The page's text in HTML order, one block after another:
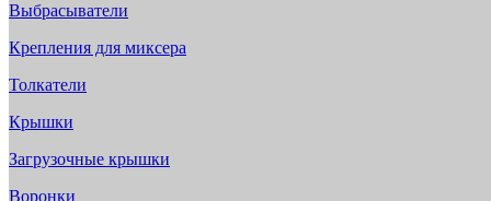
Выбрасыватели
Крепления для миксера
Толкатели
Крышки
Загрузочные крышки
Воронки